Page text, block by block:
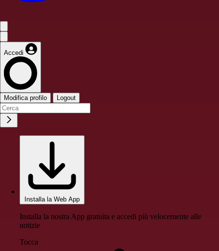
Accedi
Modifica profilo Logout
Installa la Web App
Installa la nostra App gratuita e accedi più velocemente alle
notizie
Tocca